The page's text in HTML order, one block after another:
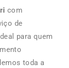
com
de
para quem
toda a